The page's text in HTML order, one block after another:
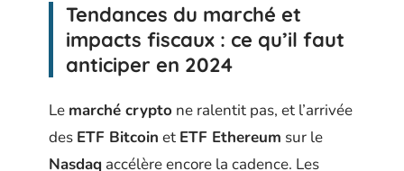
Tendances du marché et
impacts fiscaux : ce qu’il faut
anticiper en 2024
Le marché crypto ne ralentit pas, et l’arrivée
des ETF Bitcoin et ETF Ethereum sur le
Nasdaq accélère encore la cadence. Les